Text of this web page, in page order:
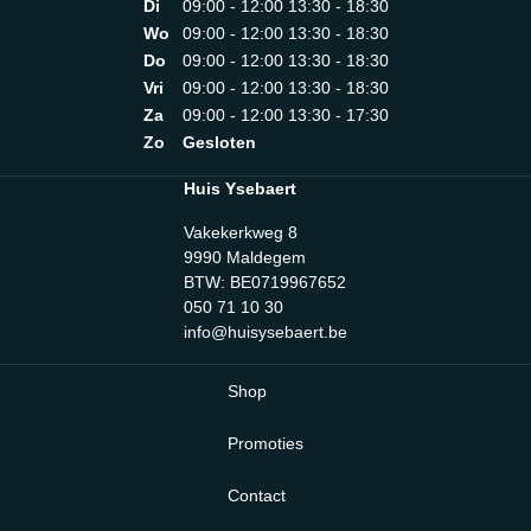
gewicht (kg): 3.500 kgVerpakte breedte: 366 mmVerpakte
diepte: 224 mmVerpakte hoogte: 248 mm
bedieningsknoppenBreedte sleuven: 36 mmAutomatische
pop-up: JaGeluidssignaal einde cyclus: NoKruimelbakje:
JaMateriaal kruimelbakje: StaalAnti-slip voetjes:
AANSLUITINGVermogen: 950 WSpanning: 220-240
VFrequentie (Hz): 50/60 HzLengte stroomkabel: 1
mLOGISTIEKE INFORMATIEProduct breedte:
198mmProduct afmetingen: 198 x 310 (325 with ball lever
gewicht (kg): 3.500 kgVerpakte breedte: 366 mmVerpakte
diepte: 224 mmVerpakte hoogte: 248 mm
Di
09:00 - 12:00 13:30 - 18:30
Wo
09:00 - 12:00 13:30 - 18:30
Do
09:00 - 12:00 13:30 - 18:30
Vri
09:00 - 12:00 13:30 - 18:30
Za
09:00 - 12:00 13:30 - 17:30
Zo
Gesloten
Huis Ysebaert
Vakekerkweg 8
9990 Maldegem
BTW: BE0719967652
050 71 10 30
info@huisysebaert.be
Shop
Promoties
Contact